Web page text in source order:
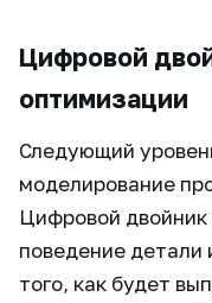
Цифровой
оптимизации
Следующий
моделирование
Цифровой
поведение детали
того, как будет